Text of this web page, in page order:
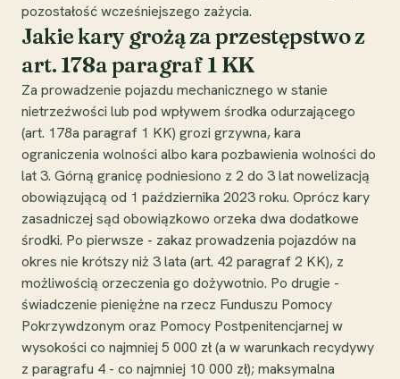
pozostałość wcześniejszego zażycia.
Jakie kary grożą za przestępstwo z
art. 178a paragraf 1 KK
Za prowadzenie pojazdu mechanicznego w stanie
nietrzeźwości lub pod wpływem środka odurzającego
(art. 178a paragraf 1 KK) grozi grzywna, kara
ograniczenia wolności albo kara pozbawienia wolności do
lat 3. Górną granicę podniesiono z 2 do 3 lat nowelizacją
obowiązującą od 1 października 2023 roku. Oprócz kary
zasadniczej sąd obowiązkowo orzeka dwa dodatkowe
środki. Po pierwsze - zakaz prowadzenia pojazdów na
okres nie krótszy niż 3 lata (art. 42 paragraf 2 KK), z
możliwością orzeczenia go dożywotnio. Po drugie -
świadczenie pieniężne na rzecz Funduszu Pomocy
Pokrzywdzonym oraz Pomocy Postpenitencjarnej w
wysokości co najmniej 5 000 zł (a w warunkach recydywy
z paragrafu 4 - co najmniej 10 000 zł); maksymalna